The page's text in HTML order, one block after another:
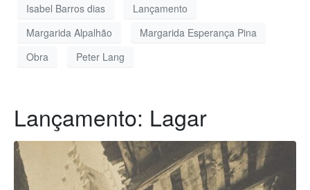
Isabel Barros dias
Lançamento
Margarida Alpalhão
Margarida Esperança Pina
Obra
Peter Lang
Lançamento: Lagar